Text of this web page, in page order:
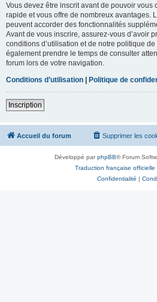
Vous devez être inscrit avant de pouvoir vous
rapide et vous offre de nombreux avantages.
peuvent accorder des fonctionnalités
Avant de vous inscrire, assurez-vous d’avoir
conditions d’utilisation et de notre politique
également prendre le temps de consulter
forum lors de votre navigation.
Conditions d’utilisation | Politique de
Inscription
Accueil du forum Supprimer les
Développé parphpBB® Forum
Traduction française officielle
Confidentialité |